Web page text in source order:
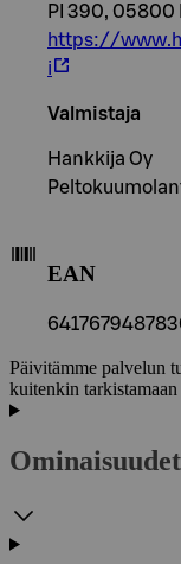
PI 390, 05800
https://
i
Valmistaja
Hankkija Oy
EAN
Päivitämme palvelun
kuitenkin
Ominaisuudet